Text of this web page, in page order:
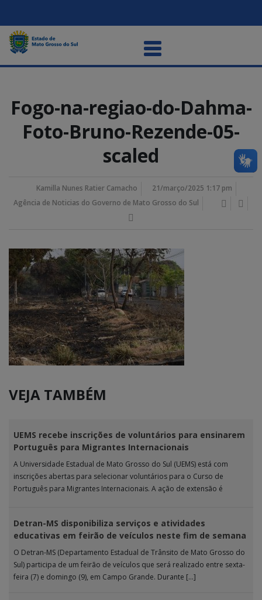
Fogo-na-regiao-do-Dahma-
Foto-Bruno-Rezende-05-
scaled
Kamilla Nunes Ratier Camacho
21/março/2025 1:17 pm
Agência de Noticias do Governo de Mato Grosso do Sul
VEJA TAMBÉM
UEMS recebe inscrições de voluntários para ensinarem
Português para Migrantes Internacionais
A Universidade Estadual de Mato Grosso do Sul (UEMS) está com
inscrições abertas para selecionar voluntários para o Curso de
Português para Migrantes Internacionais. A ação de extensão é
Detran-MS disponibiliza serviços e atividades
educativas em feirão de veículos neste fim de semana
O Detran-MS (Departamento Estadual de Trânsito de Mato Grosso do
Sul) participa de um feirão de veículos que será realizado entre sexta-
feira (7) e domingo (9), em Campo Grande. Durante […]